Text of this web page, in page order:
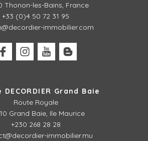
Thonon-les-Bains, France
+33 (0)4 50 72 31 95
immobilier.com
DECORDIER Grand Baie
Route Royale
Grand Baie, Ile Maurice
+230 268 28 28
immobilier.mu